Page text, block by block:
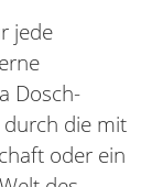
jede
Dosch-
durch die mit
oder ein